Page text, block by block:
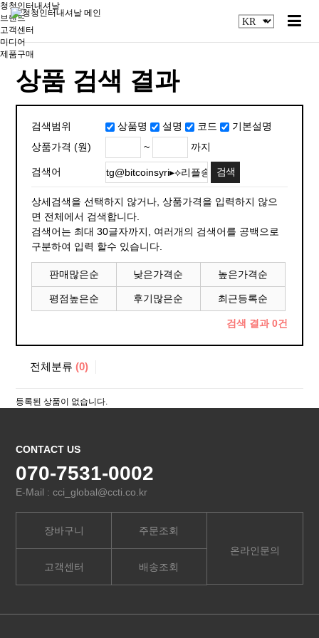
청청인터내셔날
브랜드
고객센터
미디어
제품구매
상품 검색 결과
검색범위 상품명 설명 코드
기본설명
상품가격 (원)
~ 까지
검색어
상세검색을 선택하지 않거나, 상품가격을 입력하지 않으
면 전체에서 검색합니다.
검색어는 최대 30글자까지, 여러개의 검색어를 공백으로
구분하여 입력 할수 있습니다.
판매많은순 낮은가격순 높은가격순
평점높은순 후기많은순 최근등록순
검색 결과0건
전체분류(0)
등록된 상품이 없습니다.
CONTACT US
070-7531-0002
E-Mail : cci_global@ccti.co.kr
장바구니
고객센터
주문조회
배송조회
온라인문의